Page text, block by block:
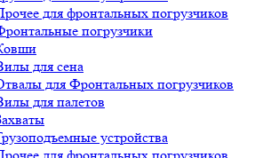
для фронтальных погрузчиков
погрузчики
для сена
для Фронтальных погрузчиков
для палетов
устройства